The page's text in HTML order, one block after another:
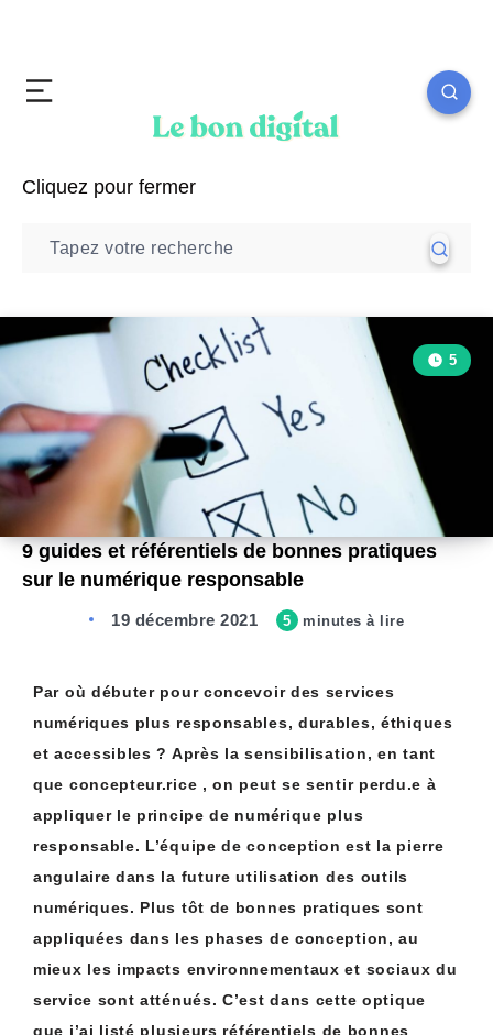
Cliquez pour fermer
5
9 guides et référentiels de bonnes pratiques
sur le numérique responsable
19 décembre 2021 5 minutes à lire
Par où débuter pour concevoir des services
numériques plus responsables, durables, éthiques
et accessibles ? Après la sensibilisation, en tant
que concepteur.rice , on peut se sentir perdu.e à
appliquer le principe de numérique plus
responsable. L’équipe de conception est la pierre
angulaire dans la future utilisation des outils
numériques. Plus tôt de bonnes pratiques sont
appliquées dans les phases de conception, au
mieux les impacts environnementaux et sociaux du
service sont atténués. C’est dans cette optique
que j’ai listé plusieurs référentiels de bonnes